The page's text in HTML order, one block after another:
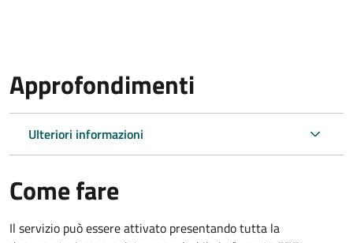
Approfondimenti
Ulteriori informazioni
Come fare
Il servizio può essere attivato presentando tutta la